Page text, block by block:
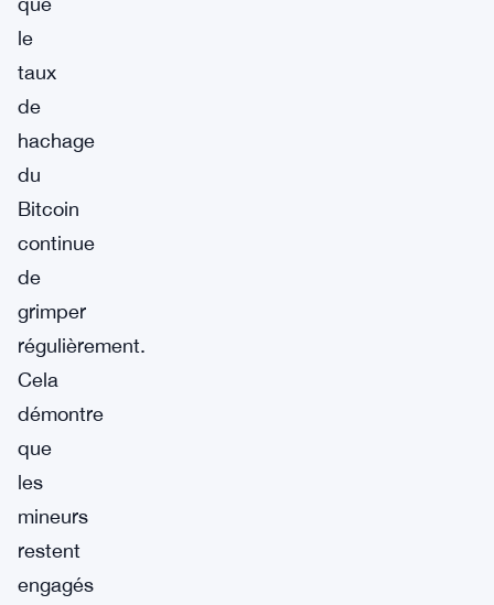
le
taux
de
hachage
du
Bitcoin
continue
de
grimper
régulièrement.
Cela
démontre
que
les
mineurs
restent
engagés